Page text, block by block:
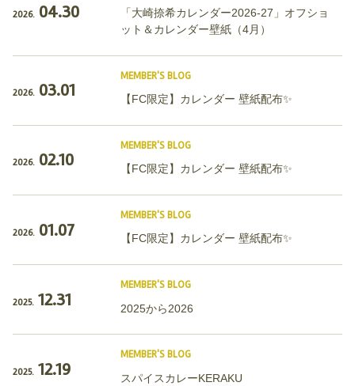
2026. 04.30
「大崎捺希カレンダー2026-27」オフショ
ット＆カレンダー壁紙（4月）
2026. 03.01
MEMBER'S BLOG
【FC限定】カレンダー 壁紙配布✨
2026. 02.10
MEMBER'S BLOG
【FC限定】カレンダー 壁紙配布✨
2026. 01.07
MEMBER'S BLOG
【FC限定】カレンダー 壁紙配布✨
2025. 12.31
MEMBER'S BLOG
2025から2026
2025. 12.19
MEMBER'S BLOG
スパイスカレーKERAKU